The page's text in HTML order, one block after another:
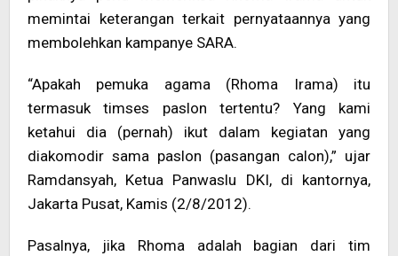
memintai keterangan terkait pernyataannya yang
membolehkan kampanye SARA.
“Apakah pemuka agama (Rhoma Irama) itu
termasuk timses paslon tertentu? Yang kami
ketahui dia (pernah) ikut dalam kegiatan yang
diakomodir sama paslon (pasangan calon),” ujar
Ramdansyah, Ketua Panwaslu DKI, di kantornya,
Jakarta Pusat, Kamis (2/8/2012).
Pasalnya, jika Rhoma adalah bagian dari tim